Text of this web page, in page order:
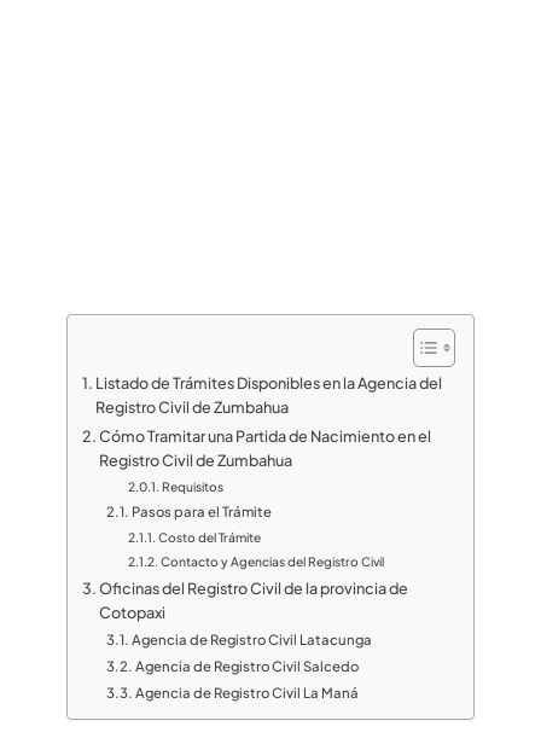
Listado de Trámites Disponibles en la Agencia del
Registro Civil de Zumbahua
Cómo Tramitar una Partida de Nacimiento en el
Registro Civil de Zumbahua
Requisitos
Pasos para el Trámite
Costo del Trámite
Contacto y Agencias del Registro Civil
Oficinas del Registro Civil de la provincia de
Cotopaxi
Agencia de Registro Civil Latacunga
Agencia de Registro Civil Salcedo
Agencia de Registro Civil La Maná